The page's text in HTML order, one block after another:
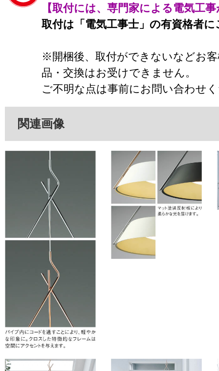
【取付には、専門家による電気工
取付は「電気工事士」の有資格者
※開梱後、取付ができないなどお
品・交換はお受けできません。
ご不明な点は事前にお問い合わせ
関連画像